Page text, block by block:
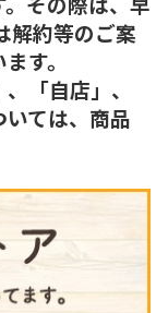
解約等のご案
す。
「自店」、
いては、商品